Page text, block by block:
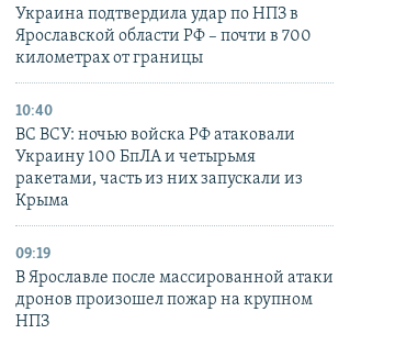
Украина подтвердила удар по НПЗ в
Ярославской области РФ – почти в 700
километрах от границы
10:40
ВС ВСУ: ночью войска РФ атаковали
Украину 100 БпЛА и четырьмя
ракетами, часть из них запускали из
Крыма
09:19
В Ярославле после массированной атаки
дронов произошел пожар на крупном
НПЗ